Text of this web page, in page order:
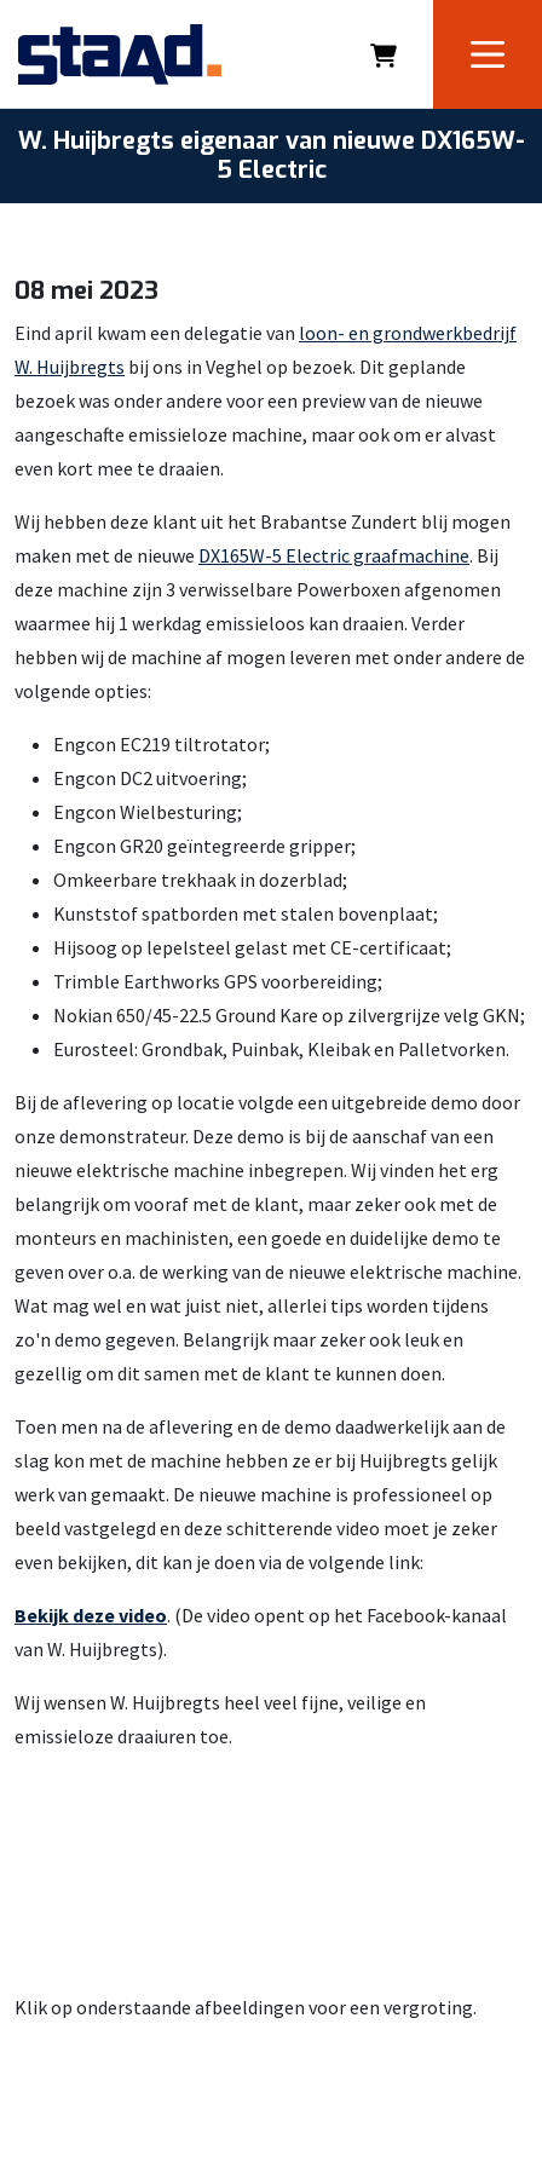
W. Huijbregts eigenaar van nieuwe DX165W-
5 Electric
08 mei 2023
Eind april kwam een delegatie van loon- en grondwerkbedrijf
W. Huijbregts bij ons in Veghel op bezoek. Dit geplande
bezoek was onder andere voor een preview van de nieuwe
aangeschafte emissieloze machine, maar ook om er alvast
even kort mee te draaien.
Wij hebben deze klant uit het Brabantse Zundert blij mogen
maken met de nieuwe DX165W-5 Electric graafmachine. Bij
deze machine zijn 3 verwisselbare Powerboxen afgenomen
waarmee hij 1 werkdag emissieloos kan draaien. Verder
hebben wij de machine af mogen leveren met onder andere de
volgende opties:
Engcon EC219 tiltrotator;
Engcon DC2 uitvoering;
Engcon Wielbesturing;
Engcon GR20 geïntegreerde gripper;
Omkeerbare trekhaak in dozerblad;
Kunststof spatborden met stalen bovenplaat;
Hijsoog op lepelsteel gelast met CE-certificaat;
Trimble Earthworks GPS voorbereiding;
Nokian 650/45-22.5 Ground Kare op zilvergrijze velg GKN;
Eurosteel: Grondbak, Puinbak, Kleibak en Palletvorken.
Bij de aflevering op locatie volgde een uitgebreide demo door
onze demonstrateur. Deze demo is bij de aanschaf van een
nieuwe elektrische machine inbegrepen. Wij vinden het erg
belangrijk om vooraf met de klant, maar zeker ook met de
monteurs en machinisten, een goede en duidelijke demo te
geven over o.a. de werking van de nieuwe elektrische machine.
Wat mag wel en wat juist niet, allerlei tips worden tijdens
zo'n demo gegeven. Belangrijk maar zeker ook leuk en
gezellig om dit samen met de klant te kunnen doen.
Toen men na de aflevering en de demo daadwerkelijk aan de
slag kon met de machine hebben ze er bij Huijbregts gelijk
werk van gemaakt. De nieuwe machine is professioneel op
beeld vastgelegd en deze schitterende video moet je zeker
even bekijken, dit kan je doen via de volgende link:
Bekijk deze video. (De video opent op het Facebook-kanaal
van W. Huijbregts).
Wij wensen W. Huijbregts heel veel fijne, veilige en
emissieloze draaiuren toe.
Klik op onderstaande afbeeldingen voor een vergroting.